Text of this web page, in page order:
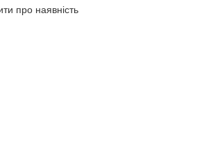
про наявність